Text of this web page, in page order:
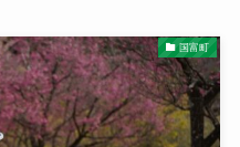
国富町